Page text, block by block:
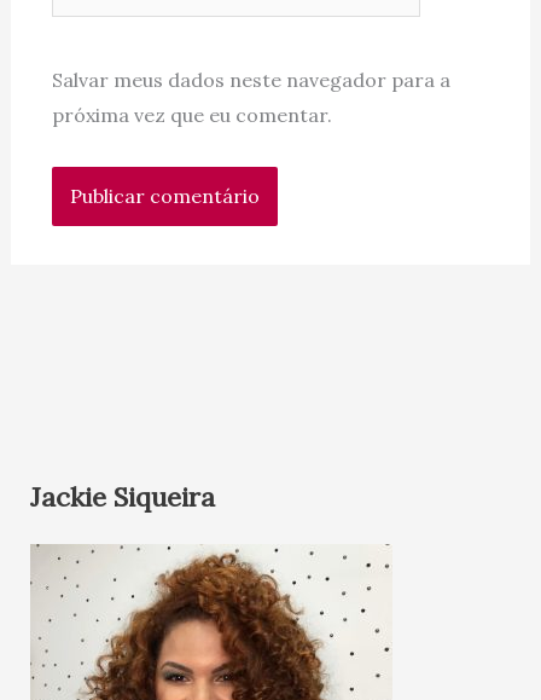
Salvar meus dados neste navegador para a
próxima vez que eu comentar.
Jackie Siqueira